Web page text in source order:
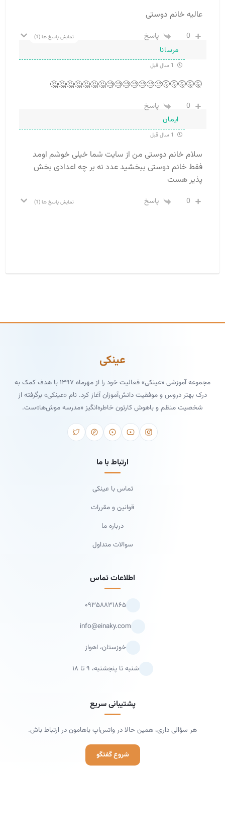
عالیه خانم دوستی
0 پاسخ نمایش پاسخ ها(1)
مرسانا
🤫🤫🤫🤫🤫🧐🧐🧐🧐🧐🧐🧐🤔🤔🤔🤔🤔🤔🤔
0
پاسخ
ایمان
سلام خانم دوستی من از سایت شما خیلی خوشم اومد
فقط خانم دوستی ببخشید عدد نه بر چه اعدادی بخش
پذیر هست
0 پاسخ نمایش پاسخ ها(1)
عینکی
مجموعه آموزشی «عینکی» فعالیت خود را از مهرماه ۱۳۹۷ با هدف کمک به
درک بهتر دروس و موفقیت دانش‌آموزان آغاز کرد. نام «عینکی» برگرفته از
شخصیت منظم و باهوش کارتون خاطره‌انگیز «مدرسه موش‌ها»ست.
ارتباط با ما
تماس با عینکی
قوانین و مقررات
درباره ما
سوالات متداول
اطلاعات تماس
۰۹۳۵۸۸۳۱۸۶۵
info@einaky.com
خوزستان، اهواز
شنبه تا پنجشنبه، ۹ تا ۱۸
پشتیبانی سریع
هر سؤالی داری، همین حالا در واتس‌اپ باهامون در ارتباط باش.
شروع گفتگو